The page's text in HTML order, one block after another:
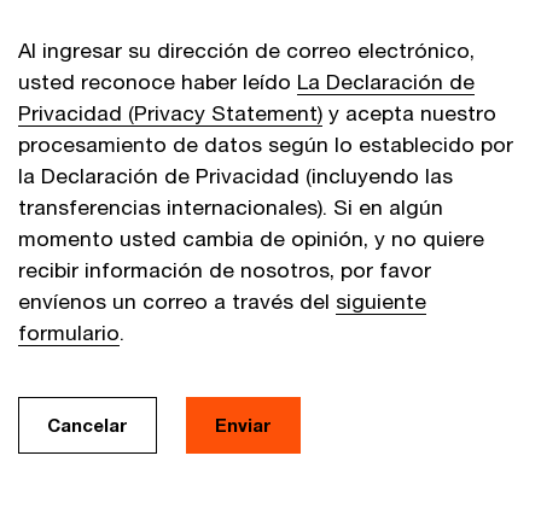
Al ingresar su dirección de correo electrónico,
usted reconoce haber leído La Declaración de
Privacidad (Privacy Statement) y acepta nuestro
procesamiento de datos según lo establecido por
la Declaración de Privacidad (incluyendo las
transferencias internacionales). Si en algún
momento usted cambia de opinión, y no quiere
recibir información de nosotros, por favor
envíenos un correo a través del siguiente
formulario.
Cancelar Enviar